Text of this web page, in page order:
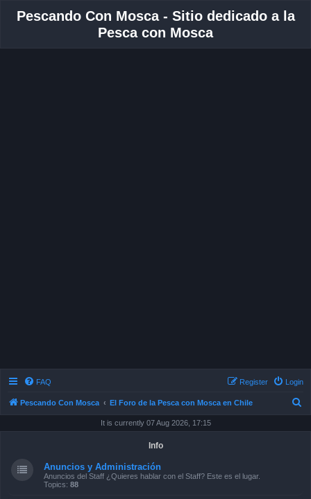
Pescando Con Mosca - Sitio dedicado a la
Pesca con Mosca
FAQ Login
Register
Pescando Con Mosca El Foro de la Pesca con Mosca en Chile
It is currently 07 Aug 2026, 17:15
Info
Anuncios y Administración
Anuncios del Staff ¿Quieres hablar con el Staff? Este es el lugar.
Topics: 88